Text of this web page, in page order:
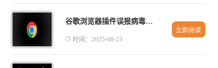
谷歌浏览器插件误报病毒无法使用如何恢复
时间：2025-08-23
立即阅读